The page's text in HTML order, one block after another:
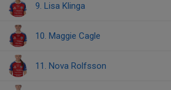
9. Lisa Klinga
10. Maggie Cagle
11. Nova Rolfsson